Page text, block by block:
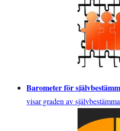
Barometer för
visar graden av